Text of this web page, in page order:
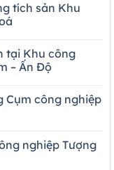
tích sản Khu
tại Khu công
– Ấn Độ
Cụm công nghiệp
nghiệp Tượng